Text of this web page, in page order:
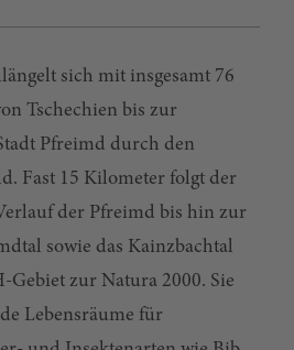
sich mit insgesamt 76
Tschechien bis zur
Pfreimd durch den
Fast 15 Kilometer folgt der
der Pfreimd bis hin zur
sowie das Kainzbachtal
Gebiet zur Natura 2000. Sie
Lebensräume für